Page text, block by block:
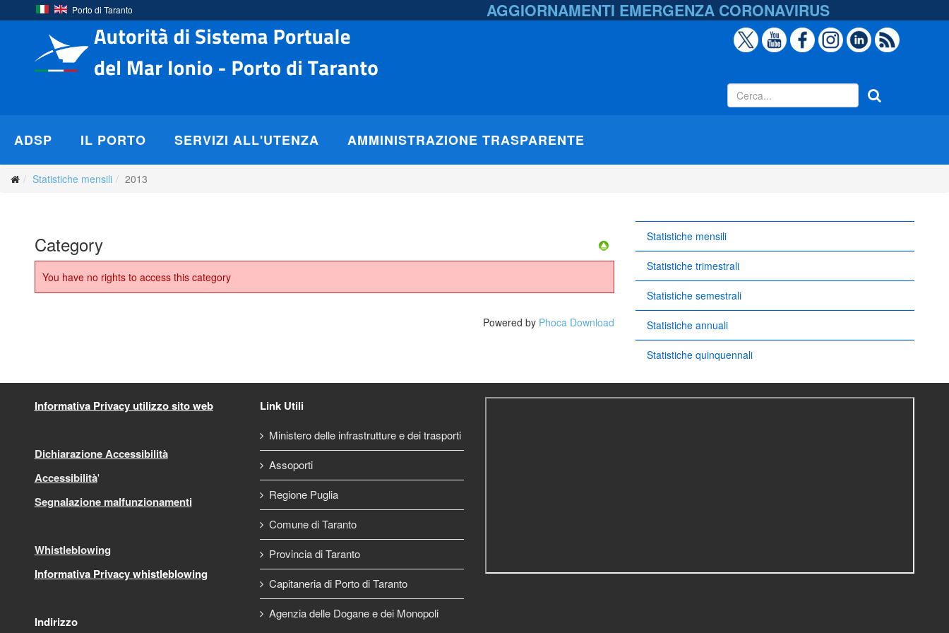
Porto di Taranto AGGIORNAMENTI EMERGENZA CORONAVIRUS
ADSP IL PORTO SERVIZI ALL'UTENZA AMMINISTRAZIONE TRASPARENTE
Statistiche mensili 2013
Category
You have no rights to access this category
Powered by Phoca Download
Statistiche mensili
Statistiche trimestrali
Statistiche semestrali
Statistiche annuali
Statistiche quinquennali
Informativa Privacy utilizzo sito web
Dichiarazione Accessibilità
Accessibilità'
Segnalazione malfunzionamenti
Whistleblowing
Informativa Privacy whistleblowing
Indirizzo
Link Utili
Ministero delle infrastrutture e dei trasporti
Assoporti
Regione Puglia
Comune di Taranto
Provincia di Taranto
Capitaneria di Porto di Taranto
Agenzia delle Dogane e dei Monopoli